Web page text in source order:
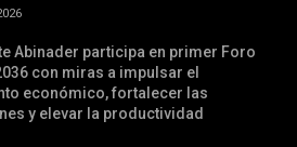
Abinader participa en primer Foro
con miras a impulsar el
económico, fortalecer las
y elevar la productividad